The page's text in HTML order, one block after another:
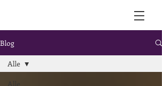
Blog
Alle
Alle